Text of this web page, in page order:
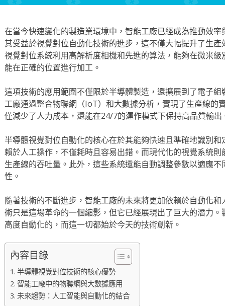
在當今快速變化的製造業環境中，智能工廠已經成為推動效
其受益於視覺對位自動化技術的進步，這不僅大幅提升了生
視覺對位系統利用高解析度相機和先進的算法，能夠在微米
能在正確的位置進行加工。
這項技術的應用範圍不僅限於半導體製造，還擴展到了電子
工廠通過整合物聯網（IoT）和大數據分析，實現了生產線的
僅減少了人力成本，還能在24/7的運作模式下保持高品質輸出
半導體視覺對位自動化的核心在於其能夠快速且準確地識別
賴於人工操作，不僅耗時且容易出錯。而現代化的視覺系統
生產線的吞吐量。此外，這些系統還能自動調整參數以適應
性。
隨著技術的不斷進步，智能工廠的未來將更加依賴於自動化
術只是這場革命的一個縮影，但它已經展現出了巨大的潛力
高度自動化的，而這一切都始於今天的技術創新。
內容目錄
半導體視覺對位技術的核心優勢
智能工廠中的物聯網與大數據應用
未來趨勢：人工智能與自動化的結合